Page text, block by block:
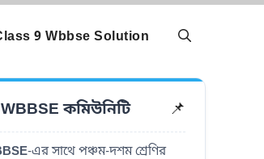
9 Wbbse Solution
কমিউনিটি 📌
-এর সাথে পঞ্চম-দশম শ্রেণির